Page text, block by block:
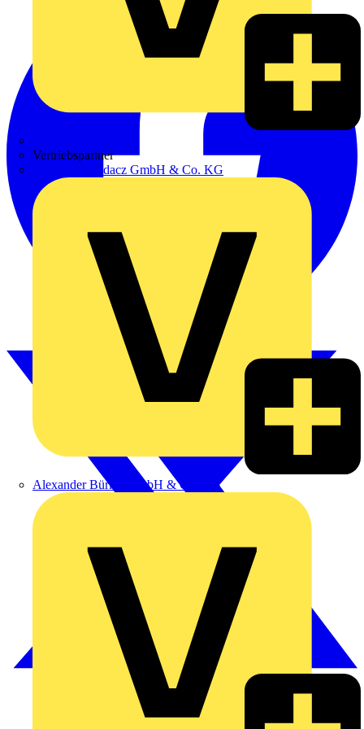
Vertriebspartner
Adalbert Zajadacz GmbH & Co. KG
Alexander Bürkle GmbH & Co. KG